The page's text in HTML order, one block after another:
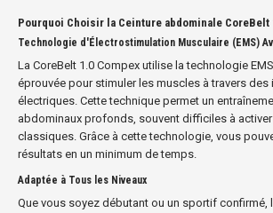
Pourquoi Choisir la Ceinture abdominale CoreBelt
Technologie d'Électrostimulation Musculaire (EMS)
La CoreBelt 1.0 Compex utilise la technologie
éprouvée pour stimuler les muscles à travers
électriques. Cette technique permet un
abdominaux profonds, souvent difficiles à
classiques. Grâce à cette technologie, vous
résultats en un minimum de temps.
Adaptée à Tous les Niveaux
Que vous soyez débutant ou un sportif confirmé,